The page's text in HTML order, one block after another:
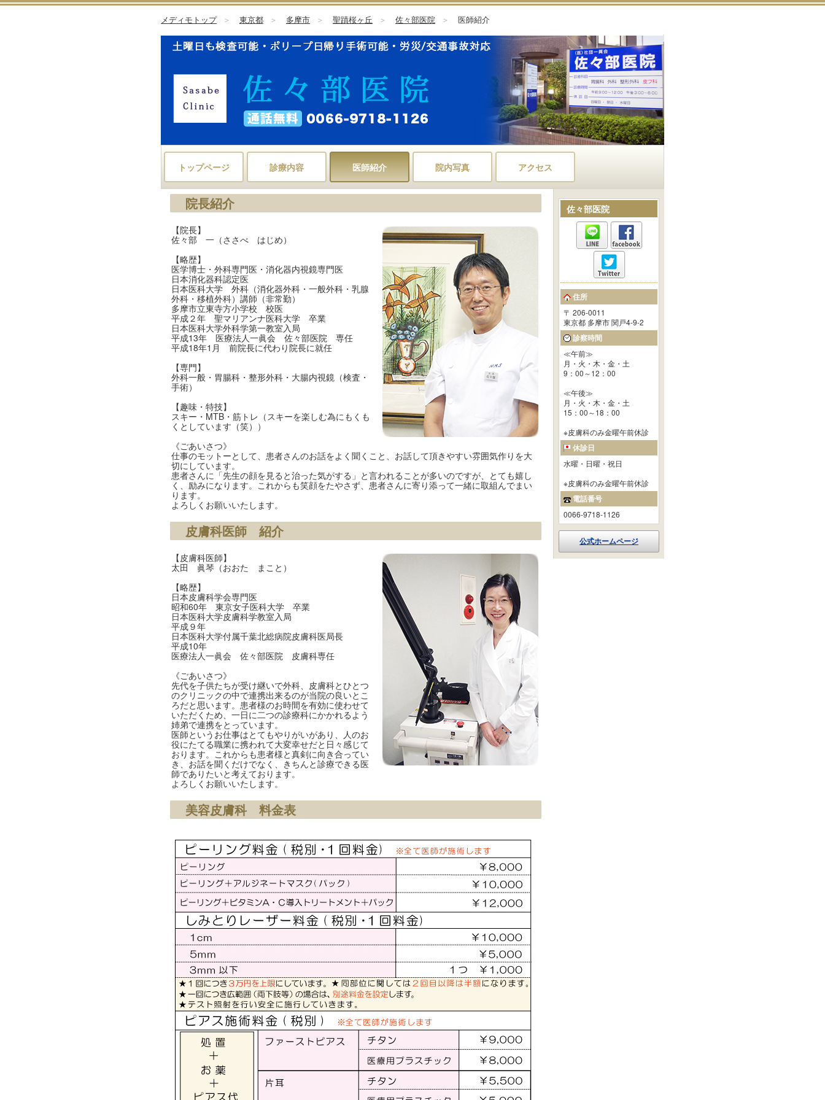
メディモトップ ＞ 東京都 ＞ 多摩市 ＞ 聖蹟桜ヶ丘 ＞ 佐々部医院 ＞ 医師紹介
トップページ 診療内容 医師紹介 院内写真 アクセス
院長紹介
【院長】
佐々部 一（ささべ はじめ）
【略歴】
医学博士・外科専門医・消化器内視鏡専門医
日本消化器科認定医
日本医科大学 外科（消化器外科・一般外科・乳腺
外科・移植外科）講師（非常勤）
多摩市立東寺方小学校 校医
平成２年 聖マリアンナ医科大学 卒業
日本医科大学外科学第一教室入局
平成13年 医療法人一眞会 佐々部医院 専任
平成18年1月 前院長に代わり院長に就任
【専門】
外科一般・胃腸科・整形外科・大腸内視鏡（検査・
手術）
【趣味・特技】
スキー・MTB・筋トレ（スキーを楽しむ為にもくも
くとしています（笑））
《ごあいさつ》
仕事のモットーとして、患者さんのお話をよく聞くこと、お話して頂きやすい雰囲気作りを大
切にしています。
患者さんに「先生の顔を見ると治った気がする」と言われることが多いのですが、とても嬉し
く、励みになります。これからも笑顔をたやさず、患者さんに寄り添って一緒に取組んでまい
ります。
よろしくお願いいたします。
皮膚科医師 紹介
【皮膚科医師】
太田 眞琴（おおた まこと）
【略歴】
日本皮膚科学会専門医
昭和60年 東京女子医科大学 卒業
日本医科大学皮膚科学教室入局
平成９年
日本医科大学付属千葉北総病院皮膚科医局長
平成10年
医療法人一眞会 佐々部医院 皮膚科専任
《ごあいさつ》
先代を子供たちが受け継いで外科、皮膚科とひとつ
のクリニックの中で連携出来るのが当院の良いとこ
ろだと思います。患者様のお時間を有効に使わせて
いただくため、一日に二つの診療科にかかれるよう
姉弟で連携をとっています。
医師というお仕事はとてもやりがいがあり、人のお
役にたてる職業に携われて大変幸せだと日々感じて
おります。これからも患者様と真剣に向き合ってい
き、お話を聞くだけでなく、きちんと診療できる医
師でありたいと考えております。
よろしくお願いいたします。
美容皮膚科 料金表
佐々部医院
住所
〒 206-0011
東京都 多摩市 関戸4-9-2
診察時間
≪午前≫
月・火・木・金・土
9：00～12：00
≪午後≫
月・火・木・金・土
15：00～18：00
※皮膚科のみ金曜午前休診
休診日
水曜・日曜・祝日
※皮膚科のみ金曜午前休診
電話番号
0066-9718-1126
公式ホームページ